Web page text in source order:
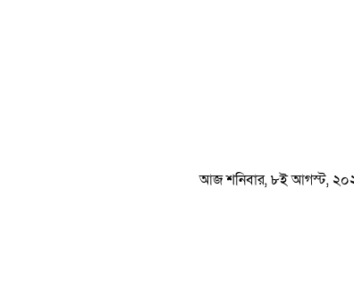
আজ শনিবার, ৮ই আগস্ট, ২০২৬